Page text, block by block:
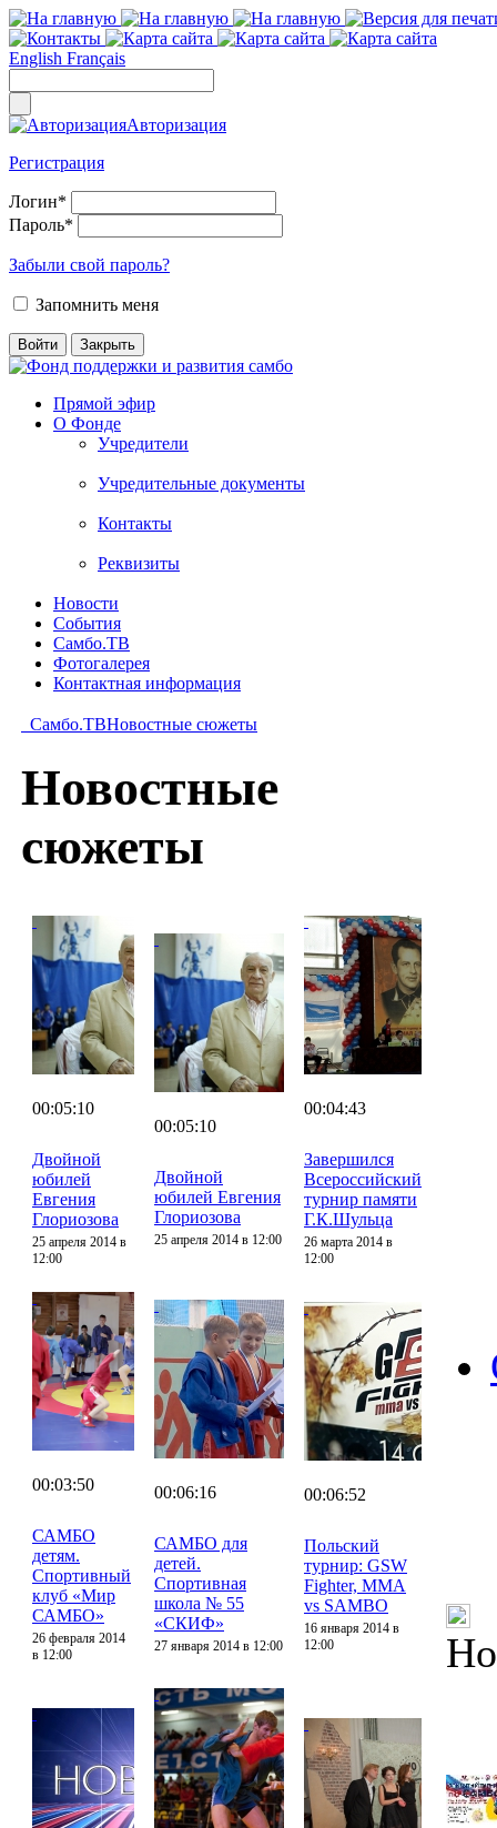
English Français
Авторизация
Регистрация
Логин*
Пароль*
Забыли свой пароль?
Запомнить меня
Прямой эфир
О Фонде
Учредители
Учредительные документы
Контакты
Реквизиты
Новости
События
Самбо.ТВ
Фотогалерея
Контактная информация
Самбо.ТВНовостные сюжеты
Новостные
сюжеты
00:05:10
Двойной
юбилей
Евгения
Глориозова
25 апреля 2014 в
12:00
00:05:10
Двойной
юбилей Евгения
Глориозова
25 апреля 2014 в 12:00
00:04:43
Завершился
Всероссийский
турнир памяти
Г.К.Шульца
26 марта 2014 в
12:00
00:03:50
САМБО
детям.
Спортивный
клуб «Мир
САМБО»
26 февраля 2014
в 12:00
00:06:16
САМБО для
детей.
Спортивная
школа № 55
«СКИФ»
27 января 2014 в 12:00
00:06:52
Польский
турнир: GSW
Fighter, MMA
vs SAMBO
16 января 2014 в
12:00